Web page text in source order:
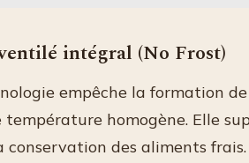
intégral (No Frost)
empêche la formation
température homogène. Elle
conservation des aliments